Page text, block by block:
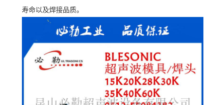
寿命以及焊接品质。